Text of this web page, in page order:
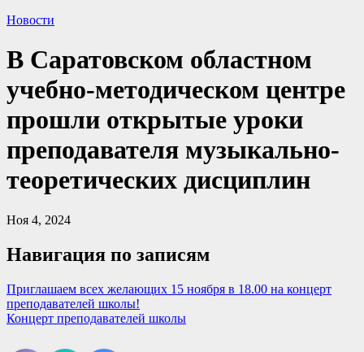
Новости
В Саратовском областном
учебно-методическом центре
прошли открытые уроки
преподавателя музыкально-
теоретических дисциплин
Ноя 4, 2024
Навигация по записям
Приглашаем всех желающих 15 ноября в 18.00 на концерт
преподавателей школы!
Концерт преподавателей школы